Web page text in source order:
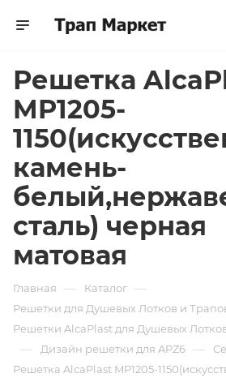
Решетка
MP1205-
камень-
сталь) черная
матовая
Главная — Каталог —
Решетки для Душевых Лотков и
Решетки AlcaPlast для Душевых
— Дизайн решетки для APZ6 —
Решетка AlcaPlast MP1205-